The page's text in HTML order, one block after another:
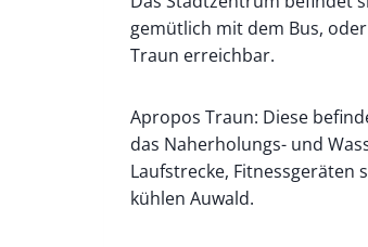
gemütlich mit dem Bus,
Traun erreichbar.
Apropos Traun: Diese
das Naherholungs- und
Laufstrecke, Fitnessgeräten
kühlen Auwald.